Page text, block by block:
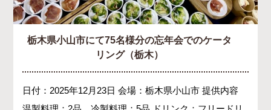
栃木県小山市にて75名様分の忘年会でのケータ
リング（栃木）
日付：2025年12月23日 会場：栃木県小山市 提供内容